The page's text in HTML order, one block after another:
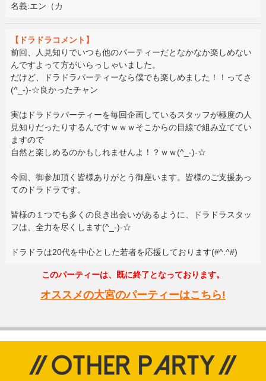
名義:エン（カ
【ドラドラコメント】
前回、人見知りでいつも他のパーティーだとなかなか楽しめない
んですよって方がいらっしゃいました。
だけど、ドラドラパーティーなら僕でも楽しめました！！ってさ
(^_-)-☆良かったチャン
実はドラドラパーティーを毎回企画しているスタッフが極度の人
見知りだったりするんですｗｗｗそこからの目線で組み立ててい
ますので
自然と楽しめるのかもしれませんよ！？ｗｗ(^_-)-☆
今回、御参加頂く皆様ありがとう御座います。皆様のご支援あっ
てのドラドラです。
皆様の１つでも多くの良き出会いがあるように、ドラドラスタッ
フは、全力を尽くします(^_-)-☆
ドラドラは20代を中心とした若者を応援しております(#^.^#)
このパーティーは、既に終了となっております。
オススメの大宮のパーティーはこちら!